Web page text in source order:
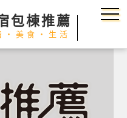
包棟推薦
‧美食‧生活